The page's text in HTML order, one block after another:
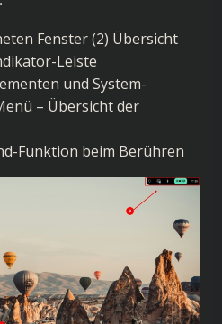
Fenster (2) Übersicht
Leiste
und System-
– Übersicht der
Funktion beim Berühren